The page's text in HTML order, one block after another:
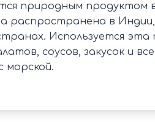
природным продуктом
распространена в
Используется эта
соусов, закусок и
морской.